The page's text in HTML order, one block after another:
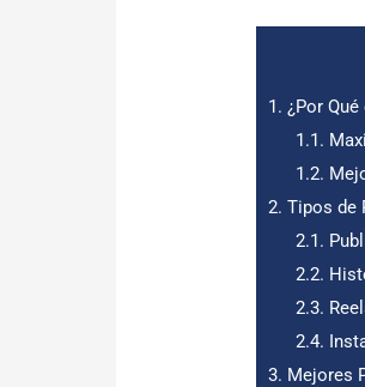
1. ¿Por
1.1.
1.2.
2. Tipos de
2.1.
2.2.
2.3.
2.4.
3. Mejores